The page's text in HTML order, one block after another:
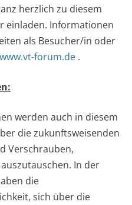
herzlich zu diesem
einladen. Informationen
als Besucher/in oder
www.vt-forum.de .
werden auch in diesem
die zukunftsweisenden
Verschrauben,
In der
die
sich über die